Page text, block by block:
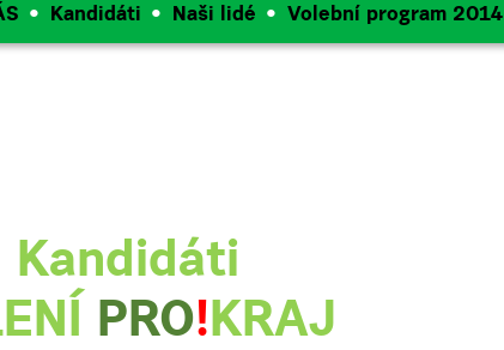
Kandidáti Naši lidé Volební program 2014
Kandidáti
PRO!KRAJ